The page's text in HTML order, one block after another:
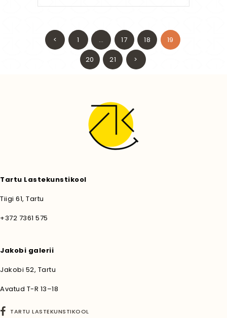
Postituste
leheküljendus
< PAGE
1 … PAGE
17 PAGE
18 PAGE
19
PAGE
20 PAGE
21 >
Tartu Lastekunstikool
Tiigi 61, Tartu
+372 7361 575
Jakobi galerii
Jakobi 52, Tartu
Avatud T-R 13–18
TARTU LASTEKUNSTIKOOL